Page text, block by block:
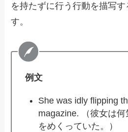
を持たずに行う行動を描写す
す。
例文
She was idly flipping
magazine. （彼女は
をめくっていた。）